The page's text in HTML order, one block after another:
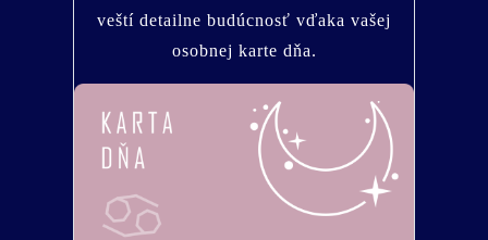
veští detailne budúcnosť vďaka vašej
osobnej karte dňa.